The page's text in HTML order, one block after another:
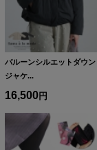
バルーンシルエットダウン
ジャケ...
16,500